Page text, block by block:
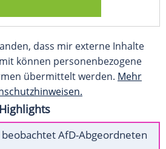
dass mir externe Inhalte
können personenbezogene
übermittelt werden. Mehr
AfD-Abgeordneten